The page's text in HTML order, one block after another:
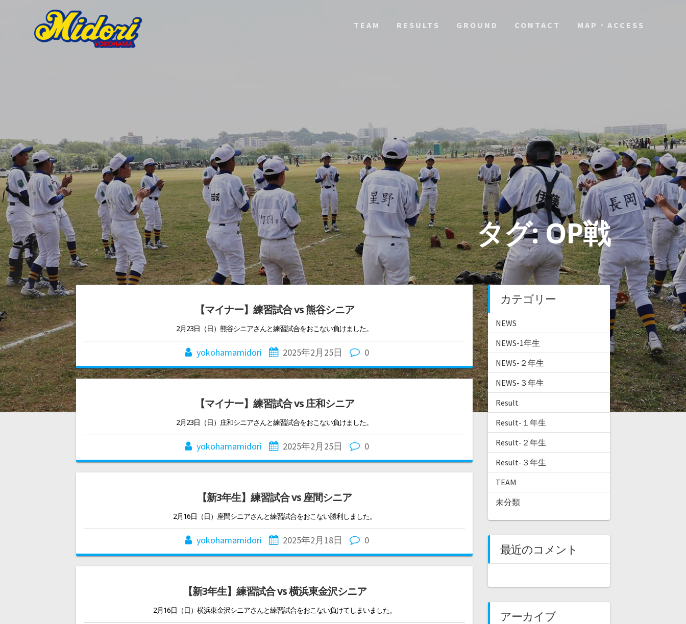
TEAM RESULTS GROUND CONTACT MAP・ACCESS
タグ:OP戦
【マイナー】練習試合 vs 熊谷シニア
2月23日（日）熊谷シニアさんと練習試合をおこない負けました。
yokohamamidori 2025年2月25日 0
【マイナー】練習試合 vs 庄和シニア
2月23日（日）庄和シニアさんと練習試合をおこない負けました。
yokohamamidori 2025年2月25日 0
【新3年生】練習試合 vs 座間シニア
2月16日（日）座間シニアさんと練習試合をおこない勝利しました。
yokohamamidori 2025年2月18日 0
【新3年生】練習試合 vs 横浜東金沢シニア
2月16日（日）横浜東金沢シニアさんと練習試合をおこない負けてしまいました。
カテゴリー
NEWS
NEWS-1年生
NEWS-２年生
NEWS-３年生
Result
Result-１年生
Result-２年生
Result-３年生
TEAM
未分類
最近のコメント
アーカイブ